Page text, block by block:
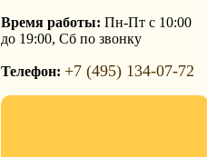
Время работы: Пн-Пт с 10:00
до 19:00, Сб по звонку
Телефон: +7 (495) 134-07-72